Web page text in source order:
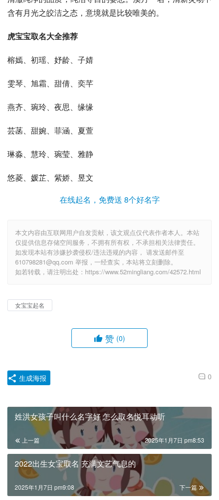
含有月光之皎洁之态，意境就是比较唯美的。
虎宝宝取名大全推荐
榕嫣、初瑶、妤龄、子婧
雯琴、旭霜、甜倩、奕芊
燕齐、琬玲、夜思、缘缘
芸菡、甜婉、菲涵、夏萱
琳淼、慧玲、琬莹、雅静
悠菱、媛芷、紫娇、昱文
在线起名，免费送 8个好名字
本文内容由互联网用户自发贡献，该文观点仅代表作者本人。本站
仅提供信息存储空间服务，不拥有所有权，不承担相关法律责任。
如发现本站有涉嫌抄袭侵权/违法违规的内容， 请发送邮件至
610798281@qq.com 举报，一经查实，本站将立刻删除。
如若转载，请注明出处：https://www.52mingliang.com/42572.html
女宝宝起名
赞 (0)
0
生成海报
姓洪女孩子叫什么名字好 怎么取名悦耳动听
上一篇 2025年1月7日 pm8:53
2022出生女宝取名 充满文艺气息的
下一篇
2025年1月7日 pm9:08